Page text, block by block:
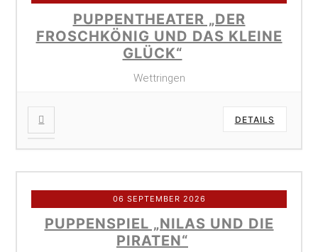
PUPPENTHEATER „DER
FROSCHKÖNIG UND DAS KLEINE
GLÜCK“
Wettringen
DETAILS
06 SEPTEMBER 2026
PUPPENSPIEL „NILAS UND DIE
PIRATEN“